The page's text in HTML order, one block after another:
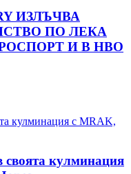
ИЗЛЪЧВА
ПО ЛЕКА
И В НВО
своята кулминация